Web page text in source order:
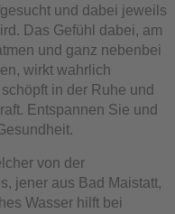
und dabei jeweils
Das Gefühl dabei, am
und ganz nebenbei
wirkt wahrlich
in der Ruhe und
Entspannen Sie und
von der
jener aus Bad Maistatt,
Wasser hilft bei